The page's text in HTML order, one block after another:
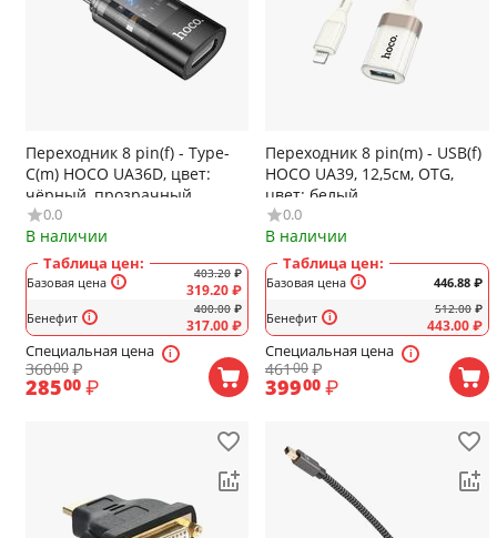
Переходник 8 pin(f) - Type-
C(m) HOCO UA36D, цвет:
чёрный, прозрачный
0.0
В наличии
Таблица цен:
Базовая цена
Бенефит
403.20 ₽
319.20₽
400.00 ₽
317.00₽
Специальная цена
36000 ₽
28500 ₽
Переходник 8 pin(m) - USB(f)
HOCO UA39, 12,5см, OTG,
цвет: белый
0.0
В наличии
Таблица цен:
Базовая цена
Бенефит
446.88₽
512.00 ₽
443.00₽
Специальная цена
46100₽
39900 ₽